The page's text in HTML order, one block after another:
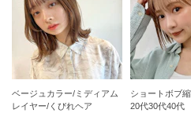
ベージュカラー/ミディアム
レイヤー/くびれヘア
ショートボブ
20代30代40代